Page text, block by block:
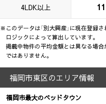
4LDK以上
※このデータは「別大興産」に現在登録
ロジックによって算出しています。
掲載中物件の平均金額とは異なる場
ではありません。
福岡市東区のエリア情報
福岡市最大のベッドタウン